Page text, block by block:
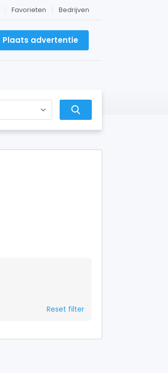
Bedrijven
Favorieten
Plaats advertentie
Reset filter